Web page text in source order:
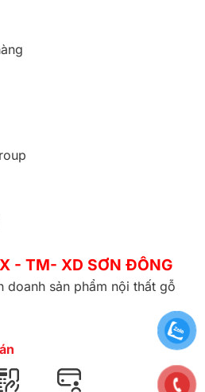
- TM- XD SƠN ĐÔNG
doanh sản phẩm nội thất gỗ